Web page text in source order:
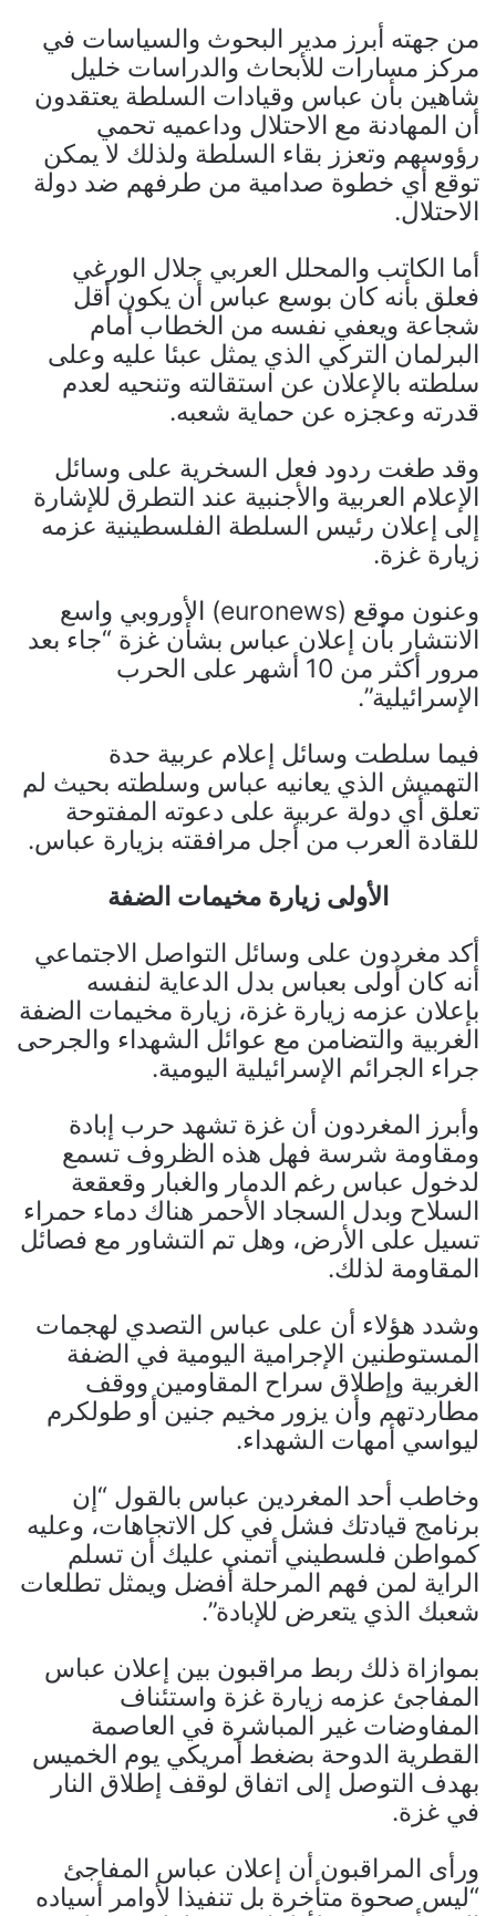
من جهته أبرز مدير البحوث والسياسات في
مركز مسارات للأبحاث والدراسات خليل
شاهين بأن عباس وقيادات السلطة يعتقدون
أن المهادنة مع الاحتلال وداعميه تحمي
رؤوسهم وتعزز بقاء السلطة ولذلك لا يمكن
توقع أي خطوة صدامية من طرفهم ضد دولة
الاحتلال.
أما الكاتب والمحلل العربي جلال الورغي
فعلق بأنه كان بوسع عباس أن يكون أقل
شجاعة ويعفي نفسه من الخطاب أمام
البرلمان التركي الذي يمثل عبئا عليه وعلى
سلطته بالإعلان عن استقالته وتنحيه لعدم
قدرته وعجزه عن حماية شعبه.
وقد طغت ردود فعل السخرية على وسائل
الإعلام العربية والأجنبية عند التطرق للإشارة
إلى إعلان رئيس السلطة الفلسطينية عزمه
زيارة غزة.
وعنون موقع (euronews) الأوروبي واسع
الانتشار بأن إعلان عباس بشأن غزة “جاء بعد
مرور أكثر من 10 أشهر على الحرب
الإسرائيلية”.
فيما سلطت وسائل إعلام عربية حدة
التهميش الذي يعانيه عباس وسلطته بحيث لم
تعلق أي دولة عربية على دعوته المفتوحة
للقادة العرب من أجل مرافقته بزيارة عباس.
الأولى زيارة مخيمات الضفة
أكد مغردون على وسائل التواصل الاجتماعي
أنه كان أولى بعباس بدل الدعاية لنفسه
بإعلان عزمه زيارة غزة، زيارة مخيمات الضفة
الغربية والتضامن مع عوائل الشهداء والجرحى
جراء الجرائم الإسرائيلية اليومية.
وأبرز المغردون أن غزة تشهد حرب إبادة
ومقاومة شرسة فهل هذه الظروف تسمع
لدخول عباس رغم الدمار والغبار وقعقعة
السلاح وبدل السجاد الأحمر هناك دماء حمراء
تسيل على الأرض، وهل تم التشاور مع فصائل
المقاومة لذلك.
وشدد هؤلاء أن على عباس التصدي لهجمات
المستوطنين الإجرامية اليومية في الضفة
الغربية وإطلاق سراح المقاومين ووقف
مطاردتهم وأن يزور مخيم جنين أو طولكرم
ليواسي أمهات الشهداء.
وخاطب أحد المغردين عباس بالقول “إن
برنامج قيادتك فشل في كل الاتجاهات، وعليه
كمواطن فلسطيني أتمنى عليك أن تسلم
الراية لمن فهم المرحلة أفضل ويمثل تطلعات
شعبك الذي يتعرض للإبادة”.
بموازاة ذلك ربط مراقبون بين إعلان عباس
المفاجئ عزمه زيارة غزة واستئناف
المفاوضات غير المباشرة في العاصمة
القطرية الدوحة بضغط أمريكي يوم الخميس
بهدف التوصل إلى اتفاق لوقف إطلاق النار
في غزة.
ورأى المراقبون أن إعلان عباس المفاجئ
“ليس صحوة متأخرة بل تنفيذا لأوامر أسياده